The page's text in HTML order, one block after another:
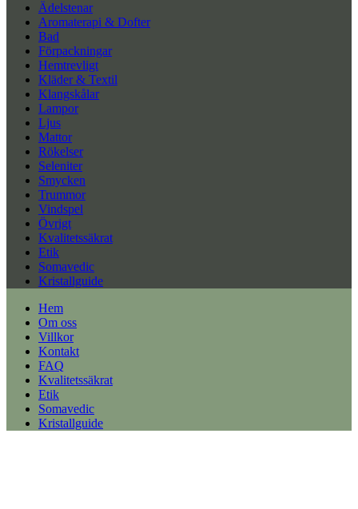
Ädelstenar
Aromaterapi & Dofter
Bad
Förpackningar
Hemtrevligt
Kläder & Textil
Klangskålar
Lampor
Ljus
Mattor
Rökelser
Seleniter
Smycken
Trummor
Vindspel
Övrigt
Kvalitetssäkrat
Etik
Somavedic
Kristallguide
Hem
Om oss
Villkor
Kontakt
FAQ
Kvalitetssäkrat
Etik
Somavedic
Kristallguide